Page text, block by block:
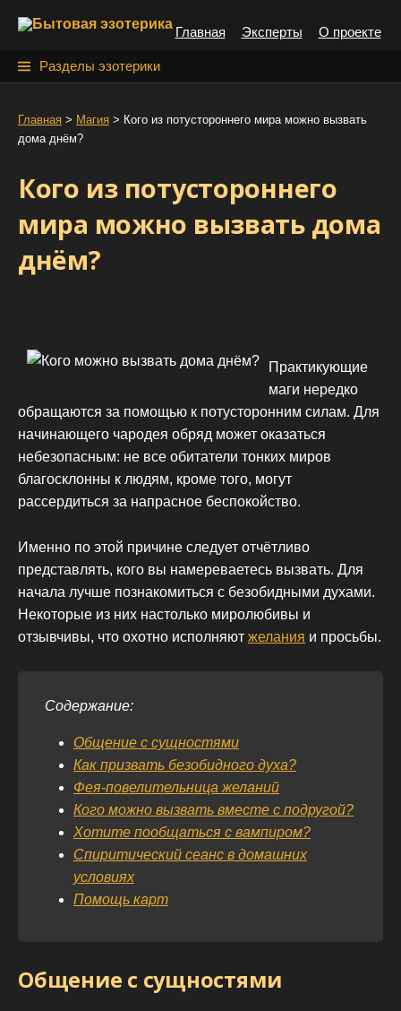
Главная Эксперты О проекте
Разделы эзотерики
й
Главная > Магия > Кого из потустороннего мира можно вызвать
дома днём?
Кого из потустороннего
мира можно вызвать дома
днём?
Практикующие
маги нередко
обращаются за помощью к потусторонним силам. Для
начинающего чародея обряд может оказаться
небезопасным: не все обитатели тонких миров
благосклонны к людям, кроме того, могут
рассердиться за напрасное беспокойство.
Именно по этой причине следует отчётливо
представлять, кого вы намереваетесь вызвать. Для
начала лучше познакомиться с безобидными духами.
Некоторые из них настолько миролюбивы и
отзывчивы, что охотно исполняют желания и просьбы.
Содержание:
Общение с сущностями
Как призвать безобидного духа?
Фея-повелительница желаний
Кого можно вызвать вместе с подругой?
Хотите пообщаться с вампиром?
Спиритический сеанс в домашних
условиях
Помощь карт
Общение с сущностями